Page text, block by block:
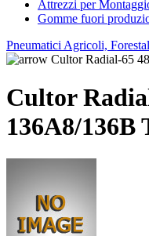
Attrezzi per
Gomme fuori
Pneumatici Agricoli,
Cultor Radial-65
Cultor
136A8/136B